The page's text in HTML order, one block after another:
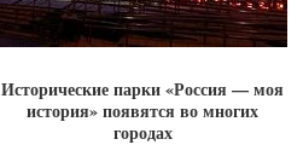
Исторические парки «Россия — моя
история» появятся во многих
городах